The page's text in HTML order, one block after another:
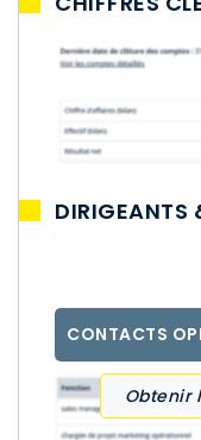
DIRIGEANTS
CONTACTS
Obtenir